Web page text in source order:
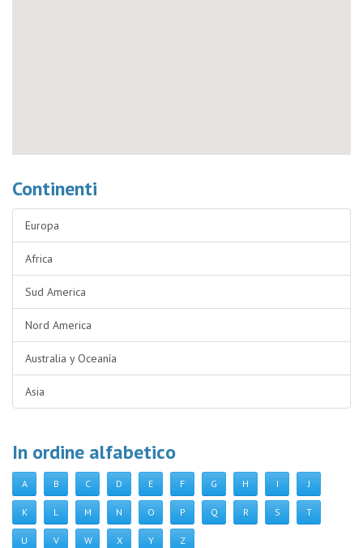
Continenti
Europa
Africa
Sud America
Nord America
Australia y Oceanía
Asia
In ordine alfabetico
A B C D E F G H I J
K L M N O P Q R S T
U V W X Y Z